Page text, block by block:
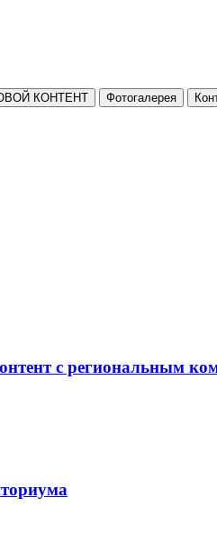
КОНТЕНТ Фотогалерея
с региональным